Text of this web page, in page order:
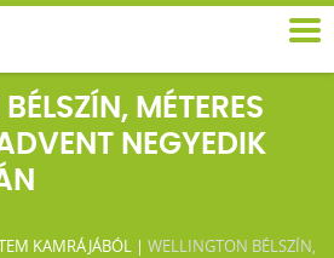
MÉTERES
NEGYEDIK
KAMRÁJÁBÓL | WELLINGTON BÉLSZÍN,